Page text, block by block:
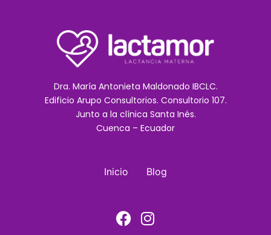
Dra. María Antonieta Maldonado IBCLC.
Edificio Arupo Consultorios. Consultorio 107.
Junto a la clínica Santa Inés.
Cuenca – Ecuador
Inicio Blog